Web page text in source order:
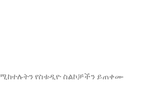
የስቱዲዮ ስልኮቻችን ይጠቀሙ